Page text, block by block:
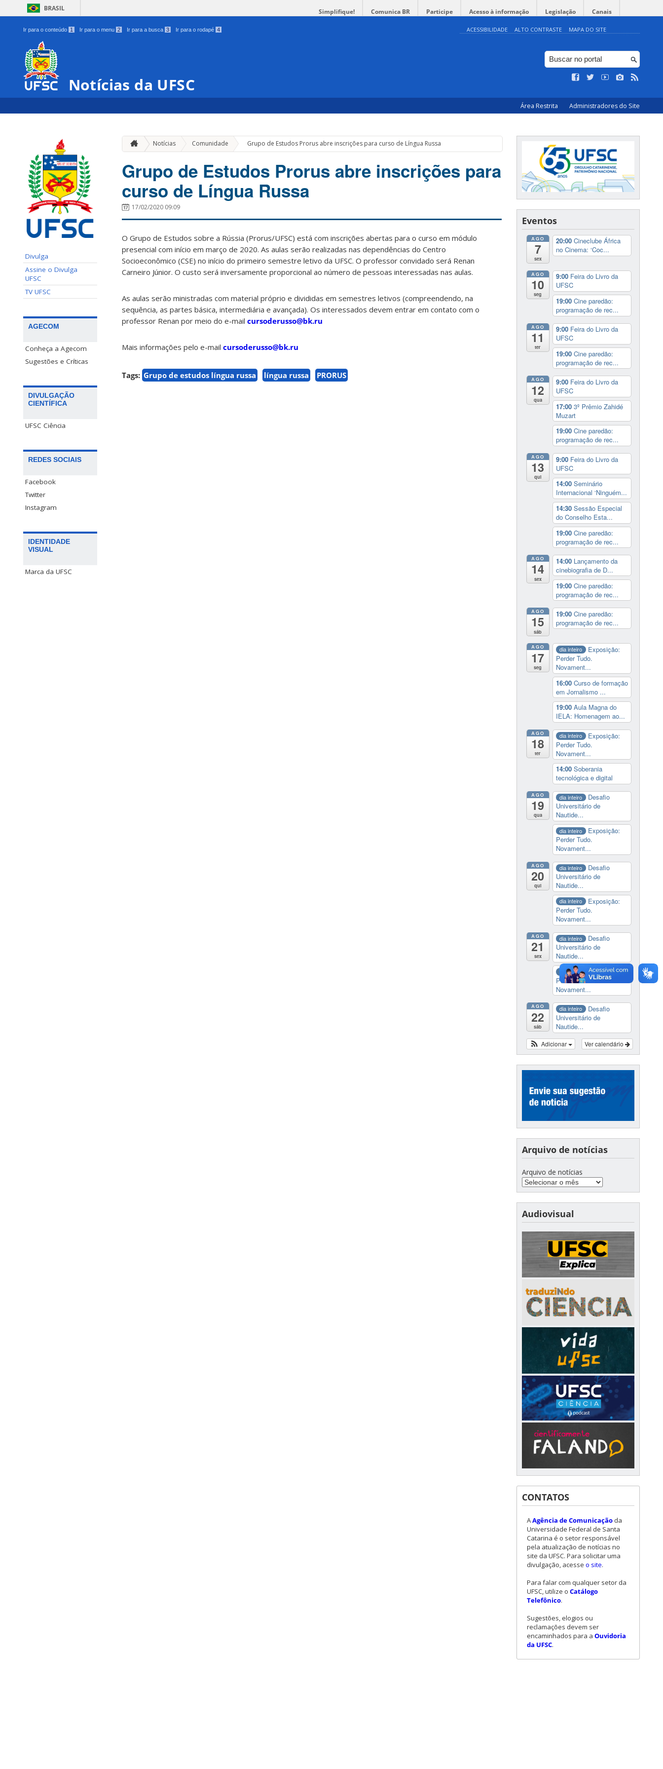
BRASIL Simplifique! Comunica BR Participe Acesso à informação Legislação Canais
Ir para o conteúdo 1 Ir para o menu 2 Ir para a busca 3 Ir para o rodapé 4 ACESSIBILIDADE ALTO CONTRASTE MAPA DO SITE
Notícias da UFSC
Área Restrita Administradores do Site
Divulga
Assine o Divulga
UFSC
TV UFSC
AGECOM
Conheça a Agecom
Sugestões e Críticas
DIVULGAÇÃO
CIENTÍFICA
UFSC Ciência
REDES SOCIAIS
Facebook
Twitter
Instagram
IDENTIDADE
VISUAL
Marca da UFSC
Notícias Comunidade » Grupo de Estudos Prorus abre inscrições para curso de Língua Russa
Grupo de Estudos Prorus abre inscrições para
curso de Língua Russa
17/02/2020 09:09
O Grupo de Estudos sobre a Rússia (Prorus/UFSC) está com inscrições abertas para o curso em módulo
presencial com início em março de 2020. As aulas serão realizadas nas dependências do Centro
Socioeconômico (CSE) no início do primeiro semestre letivo da UFSC. O professor convidado será Renan
Carneiro Júnior. O custo será inversamente proporcional ao número de pessoas interessadas nas aulas.
As aulas serão ministradas com material próprio e divididas em semestres letivos (compreendendo, na
sequência, as partes básica, intermediária e avançada). Os interessados devem entrar em contato com o
professor Renan por meio do e-mail cursoderusso@bk.ru
Mais informações pelo e-mail cursoderusso@bk.ru
Tags: Grupo de estudos língua russa língua russa PRORUS
Eventos
AGO
7
sex
20:00 Cineclube África
no Cinema: ‘Coc...
AGO
10
seg
9:00 Feira do Livro da
UFSC
19:00 Cine paredão:
programação de rec...
AGO
11
ter
9:00 Feira do Livro da
UFSC
19:00 Cine paredão:
programação de rec...
AGO
12
qua
9:00 Feira do Livro da
UFSC
17:00 3º Prêmio Zahidé
Muzart
19:00 Cine paredão:
programação de rec...
AGO
13
qui
9:00 Feira do Livro da
UFSC
14:00 Seminário
Internacional ‘Ninguém...
14:30 Sessão Especial
do Conselho Esta...
19:00 Cine paredão:
programação de rec...
AGO
14
sex
14:00 Lançamento da
cinebiografia de D...
19:00 Cine paredão:
programação de rec...
AGO
15
sáb
19:00 Cine paredão:
programação de rec...
AGO
17
seg
dia inteiro
Exposição:
Perder Tudo.
Novament...
16:00 Curso de formação
em Jornalismo ...
19:00 Aula Magna do
IELA: Homenagem ao...
AGO
18
ter
dia inteiro
Exposição:
Perder Tudo.
Novament...
14:00 Soberania
tecnológica e digital
AGO
19
qua
dia inteiro
Desafio
Universitário de
Nautide...
dia inteiro
Exposição:
Perder Tudo.
Novament...
AGO
20
qui
dia inteiro
Desafio
Universitário de
Nautide...
dia inteiro
Exposição:
Perder Tudo.
Novament...
AGO
21
sex
dia inteiro
Desafio
Universitário de
Nautide...
dia inteiro
Exposição:
Perder Tudo.
Novament...
AGO
22
sáb
dia inteiro
Desafio
Universitário de
Nautide...
Ver calendário
Adicionar
Arquivo de notícias
Arquivo de notícias
Audiovisual
CONTATOS
AAgência de Comunicação da
Universidade Federal de Santa
Catarina é o setor responsável
pela atualização de notícias no
site da UFSC. Para solicitar uma
divulgação, acesse o site.
Para falar com qualquer setor da
UFSC, utilize o Catálogo
Telefônico.
Sugestões, elogios ou
reclamações devem ser
encaminhados para a Ouvidoria
da UFSC.